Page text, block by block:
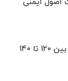
دمای مناسب برای ریختن قیر داخل جامبوبگ بین 120 تا 140